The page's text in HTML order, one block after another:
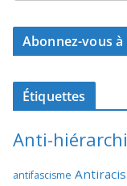
Abonnez-vous
Étiquettes
Anti-
antifascisme